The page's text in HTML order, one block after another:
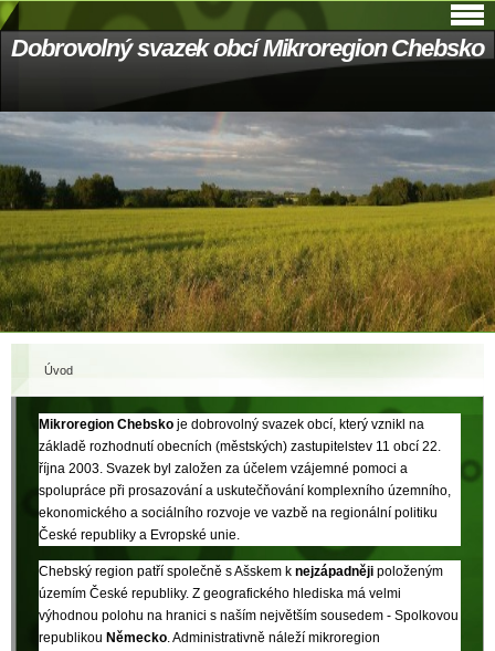
Dobrovolný svazek obcí Mikroregion Chebsko
Úvod
Mikroregion Chebsko je dobrovolný svazek obcí, který vznikl na
základě rozhodnutí obecních (městských) zastupitelstev 11 obcí 22.
října 2003. Svazek byl založen za účelem vzájemné pomoci a
spolupráce při prosazování a uskutečňování komplexního územního,
ekonomického a sociálního rozvoje ve vazbě na regionální politiku
České republiky a Evropské unie.
Chebský region patří společně s Ašskem k nejzápadněji položeným
územím České republiky. Z geografického hlediska má velmi
výhodnou polohu na hranici s naším největším sousedem - Spolkovou
republikou Německo. Administrativně náleží mikroregion